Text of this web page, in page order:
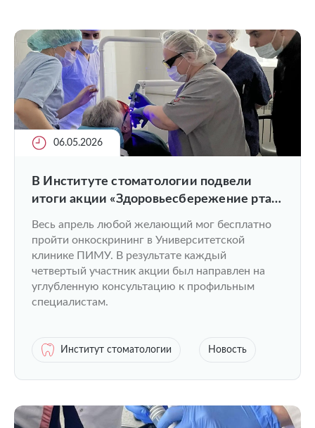
06.05.2026
В Институте стоматологии подвели
итоги акции «Здоровьесбережение рта
Весь апрель любой желающий мог бесплатно
пройти онкоскрининг в Университетской
клинике ПИМУ. В результате каждый
четвертый участник акции был направлен на
углубленную консультацию к профильным
специалистам.
Институт стоматологии Новость